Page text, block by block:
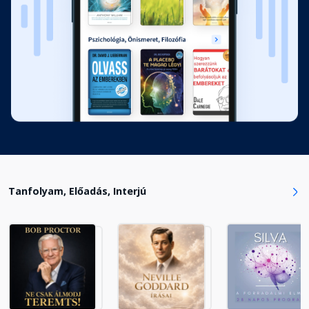
Tanfolyam, Előadás, Interjú